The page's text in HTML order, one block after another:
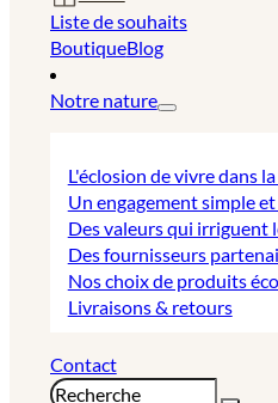
Liste de souhaits
BoutiqueBlog
Notre nature
L'éclosion de vivre dans
Un engagement simple
Des valeurs qui irriguent
Des fournisseurs
Nos choix de produits
Livraisons & retours
Contact
Rechercher